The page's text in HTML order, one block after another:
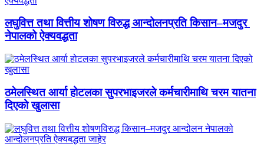
लघुवित्त तथा वित्तीय शोषण विरुद्ध आन्दोलनप्रति किसान–मजदुर
नेपालको ऐक्यवद्धता
ठमेलस्थित आर्या होटलका सुपरभाइजरले कर्मचारीमाथि चरम यातना
दिएको खुलासा